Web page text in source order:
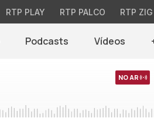
RTP PLAY RTP PALCO RTP
Podcasts Vídeos
NO AR